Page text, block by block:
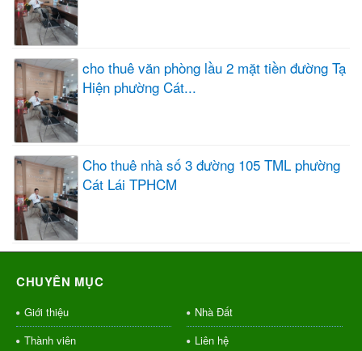
cho thuê văn phòng lầu 2 mặt tiền đường Tạ
Hiện phường Cát...
Cho thuê nhà số 3 đường 105 TML phường
Cát Lái TPHCM
CHUYÊN MỤC
Giới thiệu
Nhà Đất
Thành viên
Liên hệ